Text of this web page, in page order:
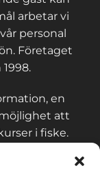
arbetar vi
personal
Företaget
en
att
i fiske.